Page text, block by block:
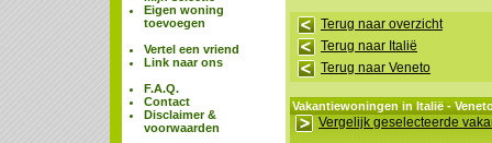
Eigen woning
toevoegen
Vertel een vriend
Link naar ons
F.A.Q.
Contact
Disclaimer &
voorwaarden
Terug naar overzicht
Terug naar Italië
Terug naar Veneto
Vakantiewoningen in Italië -
Vergelijk geselecteerde